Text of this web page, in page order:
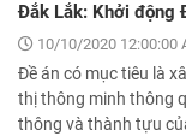
Đắk Lắk: Khởi động
10/10/2020 12:00:00
Đề án có mục tiêu là
thị thông minh thông
thông và thành tựu